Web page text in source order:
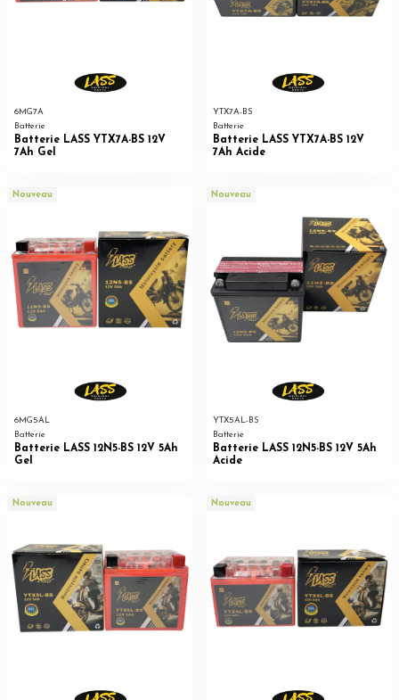
6MG7A
Batterie
Batterie LASS YTX7A-BS 12V
7Ah Gel
YTX7A-BS
Batterie
Batterie LASS YTX7A-BS 12V
7Ah Acide
Nouveau
6MG5AL
Batterie
Batterie LASS 12N5-BS 12V 5Ah
Gel
Nouveau
YTX5AL-BS
Batterie
Batterie LASS 12N5-BS 12V 5Ah
Acide
Nouveau Nouveau